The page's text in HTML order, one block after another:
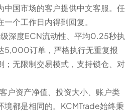
中国市场的客户提供中文客服。任
个工作日内得到回复。
深度ECN流动性、平均0.25秒执
5,000订单，严格执行无重复报
；无限制交易模式，支持锁仓、对
资产净值、投资大小、账户类
境都是相同的。KCMTrade始终秉